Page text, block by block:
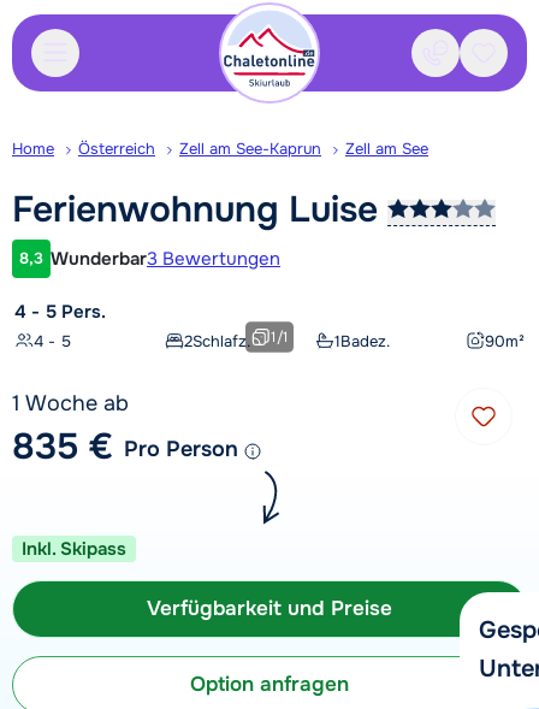
Kontakt
Home Österreich Zell am See-Kaprun Zell am See
Ferienwohnung Luise
Kundenbewertung
8,3 Wunderbar3 Bewertungen
4 - 5 Pers.
4 - 5 2Schlafz. 1Badez. 90m²
1/1
1 Woche ab
835 € Pro Person
Inkl. Skipass
Verfügbarkeit und Preise
Option anfragen